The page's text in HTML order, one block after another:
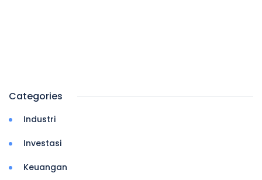
Categories
Industri
Investasi
Keuangan